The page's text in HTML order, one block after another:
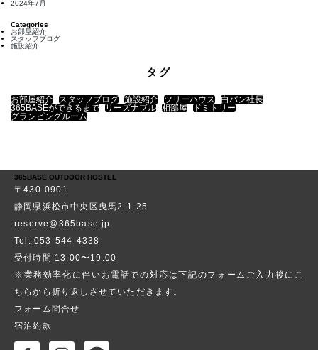
2024年7月
Categories
お部屋紹介
スタッフブログ
施設紹介
タグ
お部屋紹介 スタッフブログ 施設紹介 ツリーハウス 白パン社長
365BASEができるまで リーズナブル 相部屋 ドミトリー
グランピングルーム
365BASE OUTDOOR HOSTEL
〒430-0901
静岡県浜松市中央区曳馬2-1-25
reserve@365base.jp
Tel: 053-544-4338
受付時間 13:00〜19:00
※業務効率化に伴いお電話での対応は下記のフォームご入力後にこ
ちらから折り返しさせていただきます。
フォーム問合せ
宿泊約款